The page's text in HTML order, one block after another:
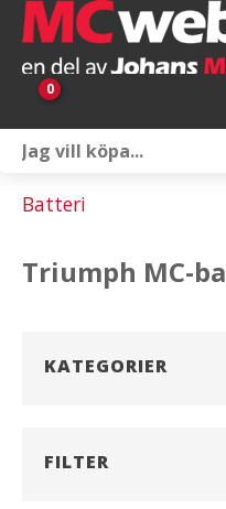
0
Batteri
Triumph MC-
KATEGORIER
FILTER